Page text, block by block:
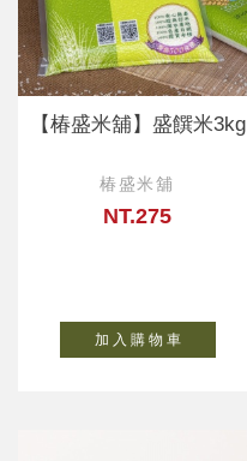
【椿盛米舖】盛饌米3kg
椿盛米舖
NT.275
加 入 購 物 車